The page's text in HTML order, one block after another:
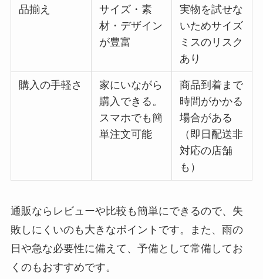
品揃え
サイズ・素
材・デザイン
が豊富
実物を試せな
いためサイズ
ミスのリスク
あり
購入の手軽さ
家にいながら
購入できる。
スマホでも簡
単注文可能
商品到着まで
時間がかかる
場合がある
（即日配送非
対応の店舗
も）
通販ならレビューや比較も簡単にできるので、失
敗しにくいのも大きなポイントです。また、雨の
日や急な必要性に備えて、予備として常備してお
くのもおすすめです。